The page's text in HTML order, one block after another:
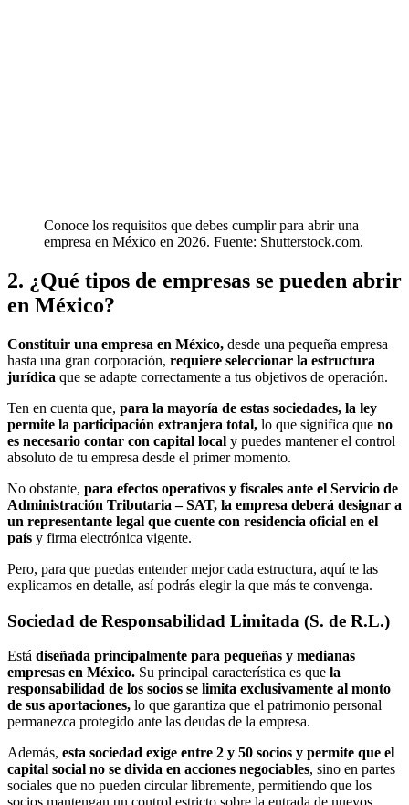
Conoce los requisitos que debes cumplir para abrir una
empresa en México en 2026. Fuente: Shutterstock.com.
2. ¿Qué tipos de empresas se pueden abrir
en México?
Constituir una empresa en México, desde una pequeña empresa
hasta una gran corporación, requiere seleccionar la estructura
jurídica que se adapte correctamente a tus objetivos de operación.
Ten en cuenta que, para la mayoría de estas sociedades, la ley
permite la participación extranjera total, lo que significa que no
es necesario contar con capital local y puedes mantener el control
absoluto de tu empresa desde el primer momento.
No obstante, para efectos operativos y fiscales ante el Servicio de
Administración Tributaria – SAT, la empresa deberá designar a
un representante legal que cuente con residencia oficial en el
país y firma electrónica vigente.
Pero, para que puedas entender mejor cada estructura, aquí te las
explicamos en detalle, así podrás elegir la que más te convenga.
Sociedad de Responsabilidad Limitada (S. de R.L.)
Está diseñada principalmente para pequeñas y medianas
empresas en México. Su principal característica es que la
responsabilidad de los socios se limita exclusivamente al monto
de sus aportaciones, lo que garantiza que el patrimonio personal
permanezca protegido ante las deudas de la empresa.
Además, esta sociedad exige entre 2 y 50 socios y permite que el
capital social no se divida en acciones negociables, sino en partes
sociales que no pueden circular libremente, permitiendo que los